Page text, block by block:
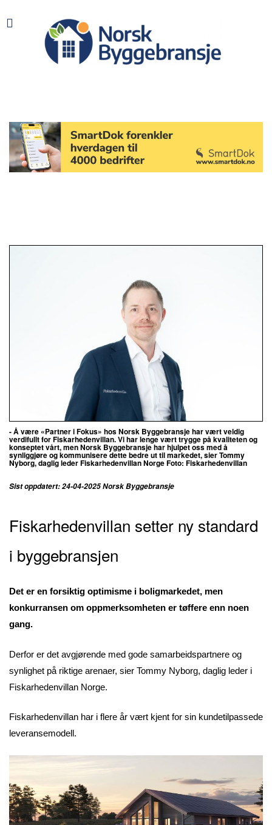
- Å være «Partner i Fokus» hos Norsk Byggebransje har vært veldig
verdifullt for Fiskarhedenvillan.Vi har lenge vært trygge på kvaliteten og
konseptet vårt, men Norsk Byggebransje har hjulpet oss med å
synliggjøre og kommunisere dette bedre ut til markedet, sier Tommy
Nyborg, daglig lederFiskarhedenvillan Norge Foto: Fiskarhedenvillan
Sist oppdatert: 24-04-2025 Norsk Byggebransje
Fiskarhedenvillan setter ny standard
i byggebransjen
Det er en forsiktig optimisme i boligmarkedet, men
konkurransen om oppmerksomheten er tøffere enn noen
gang.
Derfor er det avgjørende med gode samarbeidspartnere og
synlighet på riktige arenaer, sier Tommy Nyborg, daglig leder i
Fiskarhedenvillan Norge.
Fiskarhedenvillan har i flere år vært kjent for sin kundetilpassede
leveransemodell.